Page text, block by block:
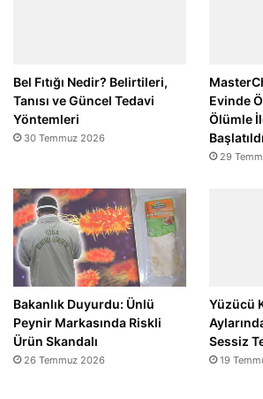
Bel Fıtığı Nedir? Belirtileri,
Tanısı ve Güncel Tedavi
Yöntemleri
30 Temmuz 2026
Evinde
Ölümle
Başlatıldı
29
Bakanlık Duyurdu: Ünlü
Peynir Markasında Riskli
Ürün Skandalı
26 Temmuz 2026
Yüzücü
Sessiz
19